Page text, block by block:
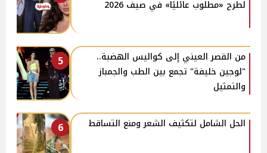
لطرح «مطلوب عائليًا» في صيف 2026
5
من القصر العيني إلى كواليس الهضبة..
"لوجين خليفة" تجمع بين الطب والجمباز
والتمثيل
6 الحل الشامل لتكثيف الشعر ومنع التساقط